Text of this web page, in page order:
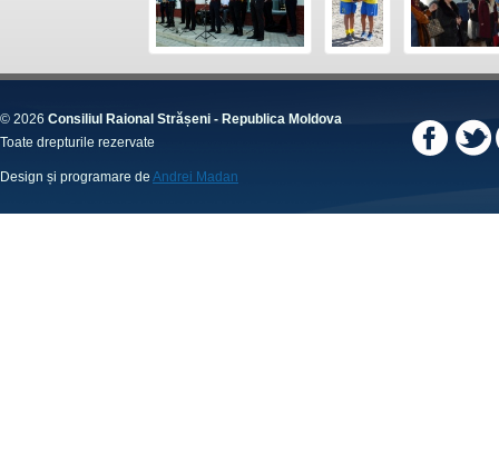
© 2026 Consiliul Raional Strășeni - Republica Moldova
Toate drepturile rezervate
Design și programare de Andrei Madan